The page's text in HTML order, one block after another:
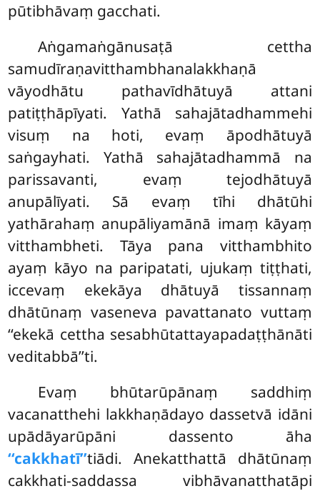
pūtibhāvaṃ gacchati.
Aṅgamaṅgānusaṭā cettha
samudīraṇavitthambhanalakkhaṇā
vāyodhātu pathavīdhātuyā attani
patiṭṭhāpīyati. Yathā sahajātadhammehi
visuṃ na hoti, evaṃ āpodhātuyā
saṅgayhati. Yathā sahajātadhammā na
parissavanti, evaṃ tejodhātuyā
anupālīyati. Sā evaṃ tīhi dhātūhi
yathārahaṃ anupāliyamānā imaṃ kāyaṃ
vitthambheti. Tāya pana vitthambhito
ayaṃ kāyo na paripatati, ujukaṃ tiṭṭhati,
iccevaṃ ekekāya dhātuyā tissannaṃ
dhātūnaṃ vaseneva pavattanato vuttaṃ
‘‘ekekā cettha sesabhūtattayapadaṭṭhānāti
veditabbā’’ti.
Evaṃ bhūtarūpānaṃ saddhiṃ
vacanatthehi lakkhaṇādayo dassetvā idāni
upādāyarūpāni dassento āha
‘‘cakkhatī’’tiādi. Anekatthattā dhātūnaṃ
cakkhati-saddassa vibhāvanatthatāpi